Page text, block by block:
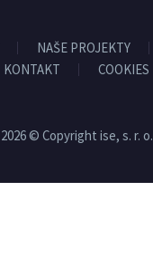
NAŠE PROJEKTY
KONTAKT
COOKIES
2026 © Copyright ise, s. r. o.